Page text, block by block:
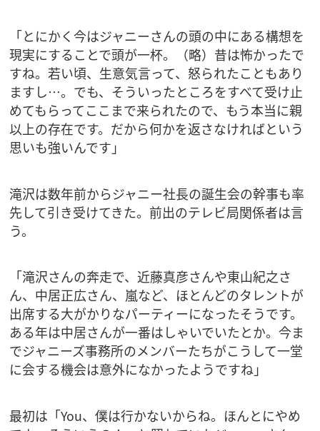
「とにかく今はジャニーさんの頭の中にある構想を
現実にすることで頭が一杯。（略）昔は怖かったで
すね。若い頃、生意気言って、怒られたこともあり
ますし…。でも、そういったところをすべて受け止
めてもらってここまで来られたので、もう本当に親
以上の存在です。だから何かを返さなければという
思いも強いんです」
滝沢は数年前からジャニー社長の誕生会の幹事も率
先して引き受けてきた。前出のテレビ局関係者は言
う。
「滝沢さんの奔走で、近藤真彦さんや東山紀之さ
ん、中居正広さん、嵐など、ほとんどのタレントが
出席する大がかりなパーティーになったそうです。
ある年は中居さんが一番はしゃいでいたとか。今ま
でジャニーズ事務所のメンバーたちがこうして一堂
に会する機会は意外になかったようですね」
最初は「You、僕は行かないからね。ほんとにやめ